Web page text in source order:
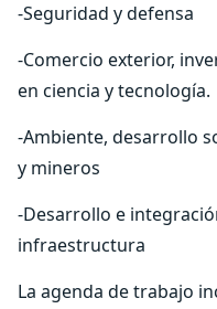
-Seguridad y defensa
-Comercio exterior,
en ciencia y tecnología.
-Ambiente, desarrollo
y mineros
-Desarrollo e
infraestructura
La agenda de trabajo